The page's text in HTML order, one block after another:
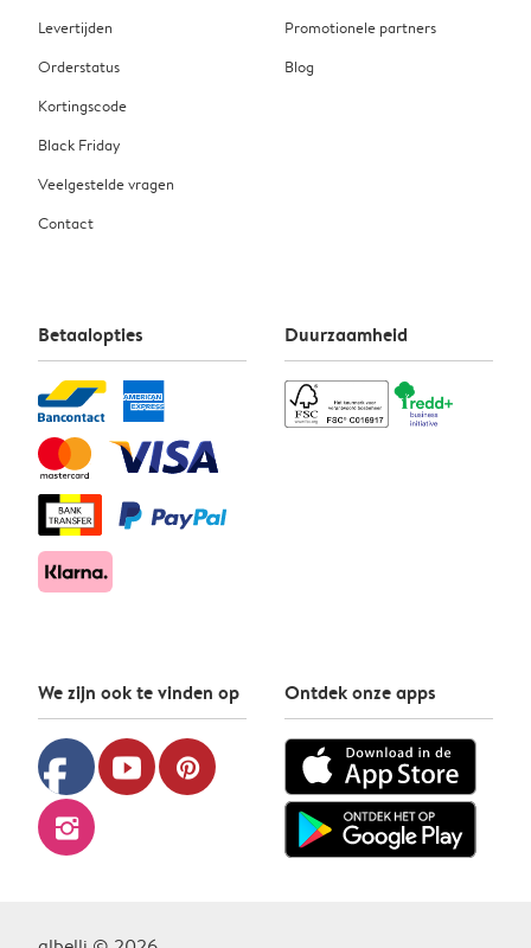
Levertijden
Orderstatus
Kortingscode
Black Friday
Veelgestelde vragen
Contact
Promotionele partners
Blog
Betaalopties Duurzaamheid
We zijn ook te vinden op
facebook youtube pinterest
instagram
Ontdek onze apps